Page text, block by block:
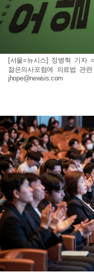
[서울=뉴시스] 정병혁 기자
젊은의사포럼에 의료법 관
jhope@newsis.com